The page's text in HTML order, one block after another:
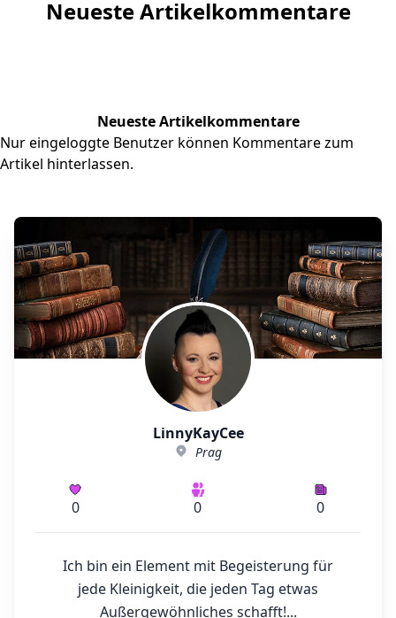
Neueste Artikelkommentare
Neueste Artikelkommentare
Nur eingeloggte Benutzer können Kommentare zum
Artikel hinterlassen.
LinnyKayCee
Prag
0 0 0
Ich bin ein Element mit Begeisterung für
jede Kleinigkeit, die jeden Tag etwas
Außergewöhnliches schafft!...